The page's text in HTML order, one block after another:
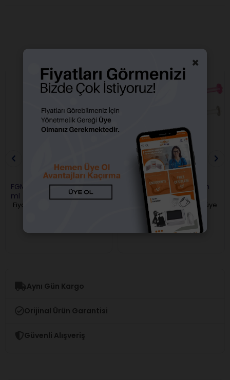
FGM Porselen Asiti %10 2,5
ml
Fiyatları görebilmek için üye
Ultradent Porcelain Etch
ve Silan
Fiyatları görebilmek için üye
girişi yapmalısınız.
Aynı Gün Kargo
Orijinal Ürün Garantisi
Güvenli Alışveriş
×